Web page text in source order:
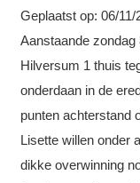
Geplaatst op: 06/11/
Aanstaande
Hilversum 1 thuis
onderdaan in de
punten achterstand
Lisette willen onder
dikke overwinning